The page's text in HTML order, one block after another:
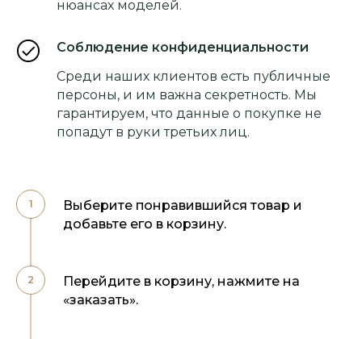
нюансах моделей.
Соблюдение конфиденциальности
Среди наших клиентов есть публичные
персоны, и им важна секретность. Мы
гарантируем, что данные о покупке не
попадут в руки третьих лиц.
Выберите понравившийся товар и
добавьте его в корзину.
Перейдите в корзину, нажмите на
«заказать».